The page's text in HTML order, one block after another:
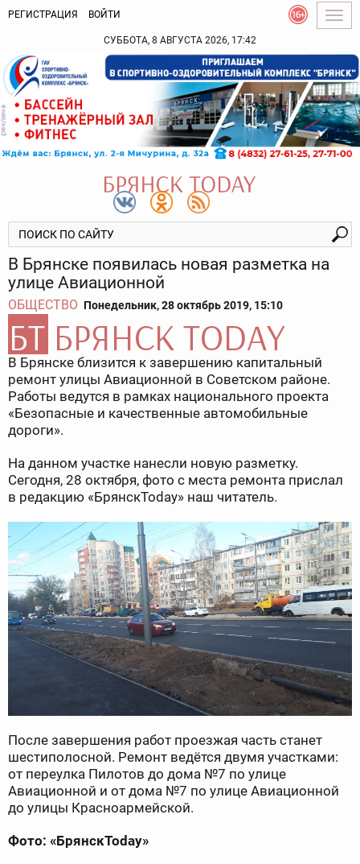
РЕГИСТРАЦИЯ ВОЙТИ
СУББОТА, 8 АВГУСТА 2026, 17:42
В Брянске появилась новая разметка на
улице Авиационной
ОБЩЕСТВО Понедельник, 28 октябрь 2019, 15:10
В Брянске близится к завершению капитальный
ремонт улицы Авиационной в Советском районе.
Работы ведутся в рамках национального проекта
«Безопасные и качественные автомобильные
дороги».
На данном участке нанесли новую разметку.
Сегодня, 28 октября, фото с места ремонта прислал
в редакцию «БрянскToday» наш читатель.
После завершения работ проезжая часть станет
шестиполосной. Ремонт ведётся двумя участками:
от переулка Пилотов до дома №7 по улице
Авиационной и от дома №7 по улице Авиационной
до улицы Красноармейской.
Фото: «БрянскToday»